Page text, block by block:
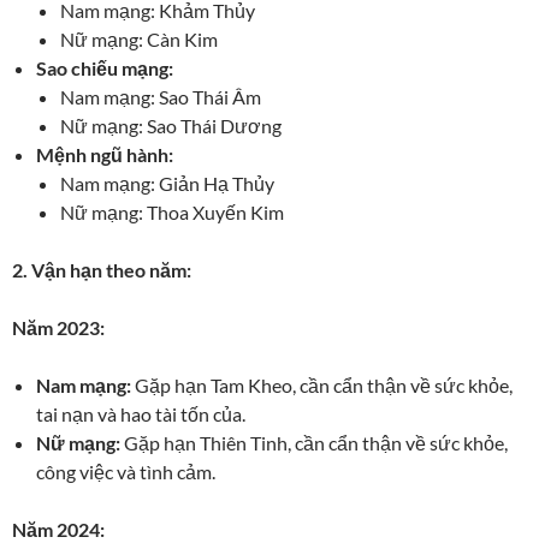
Nam mạng: Khảm Thủy
Nữ mạng: Càn Kim
Sao chiếu mạng:
Nam mạng: Sao Thái Âm
Nữ mạng: Sao Thái Dương
Mệnh ngũ hành:
Nam mạng: Giản Hạ Thủy
Nữ mạng: Thoa Xuyến Kim
2. Vận hạn theo năm:
Năm 2023:
Nam mạng:Gặp hạn Tam Kheo, cần cẩn thận về sức khỏe,
tai nạn và hao tài tốn của.
Nữ mạng:Gặp hạn Thiên Tinh, cần cẩn thận về sức khỏe,
công việc và tình cảm.
Năm 2024: